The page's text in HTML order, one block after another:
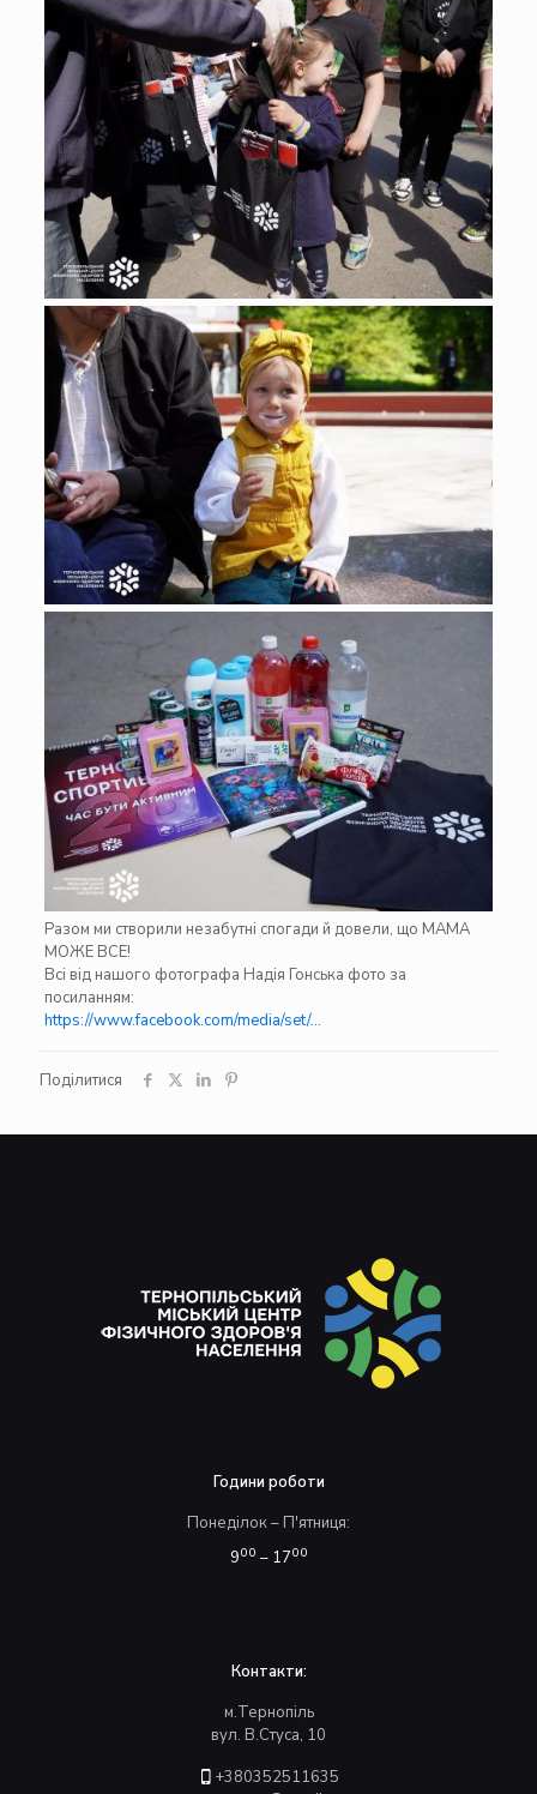
Разом ми створили незабутні спогади й довели, що МАМА
МОЖЕ ВСЕ!
Всі від нашого фотографа Надія Гонська фото за
посиланням:
https://www.facebook.com/media/set/…
Поділитися
Години роботи
Понеділок – П'ятниця:
900 – 1700
Контакти:
м.Тернопіль
вул. В.Стуса, 10
+380352511635